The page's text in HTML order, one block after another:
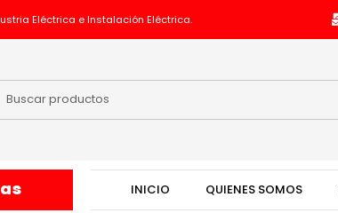
Eléctrica e Instalación Eléctrica.
INICIO QUIENES SOMOS